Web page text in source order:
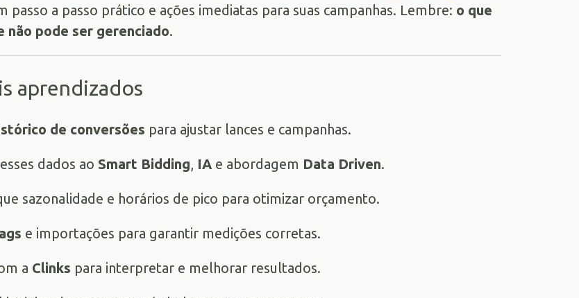
passo a passo prático e ações imediatas para suas campanhas. Lembre: o que
não pode ser gerenciado.
aprendizados
de conversões para ajustar lances e campanhas.
dados ao Smart Bidding, IAe abordagem Data Driven.
sazonalidade e horários de pico para otimizar orçamento.
e importações para garantir medições corretas.
a Clinks para interpretar e melhorar resultados.